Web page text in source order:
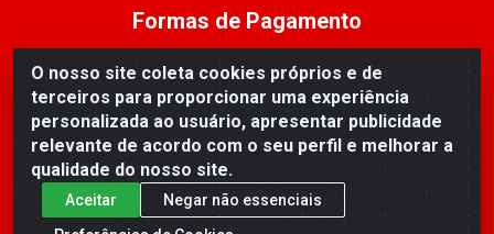
O nosso site coleta cookies próprios e de
terceiros para proporcionar uma experiência
personalizada ao usuário, apresentar publicidade
relevante de acordo com o seu perfil e melhorar a
qualidade do nosso site.
Aceitar
Negar não essenciais
Formas de Pagamento
Ricopeças Comércio de componentes Eletrônicos Ltda -
Rua Alicio Francisco Mafra, 968 - Jardim Taroba,
Cambé/PR - CEP 86.191-390 - CNPJ 06.241.208/0001-
89